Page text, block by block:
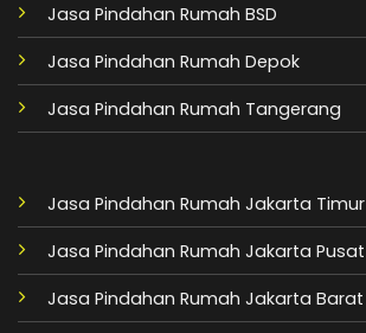
Jasa Pindahan Rumah BSD
Jasa Pindahan Rumah Depok
Jasa Pindahan Rumah Tangerang
Jasa Pindahan Rumah Jakarta Timur
Jasa Pindahan Rumah Jakarta Pusat
Jasa Pindahan Rumah Jakarta Barat